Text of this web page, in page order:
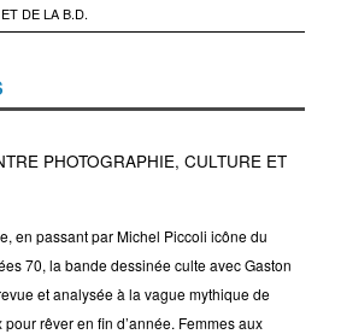
DE LA B.D.
PHOTOGRAPHIE, CULTURE ET
en passant par Michel Piccoli icône du
70, la bande dessinée culte avec Gaston
et analysée à la vague mythique de
rêver en fin d’année. Femmes aux